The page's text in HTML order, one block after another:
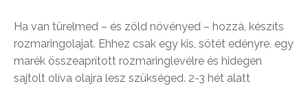
Ha van türelmed – és zöld növényed – hozzá, készíts
rozmaringolajat. Ehhez csak egy kis, sötét edényre, egy
marék összeaprított rozmaringlevélre és hidegen
sajtolt olíva olajra lesz szükséged. 2-3 hét alatt